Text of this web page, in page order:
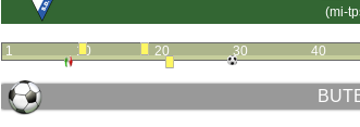
(mi-
1 10 20 30 40